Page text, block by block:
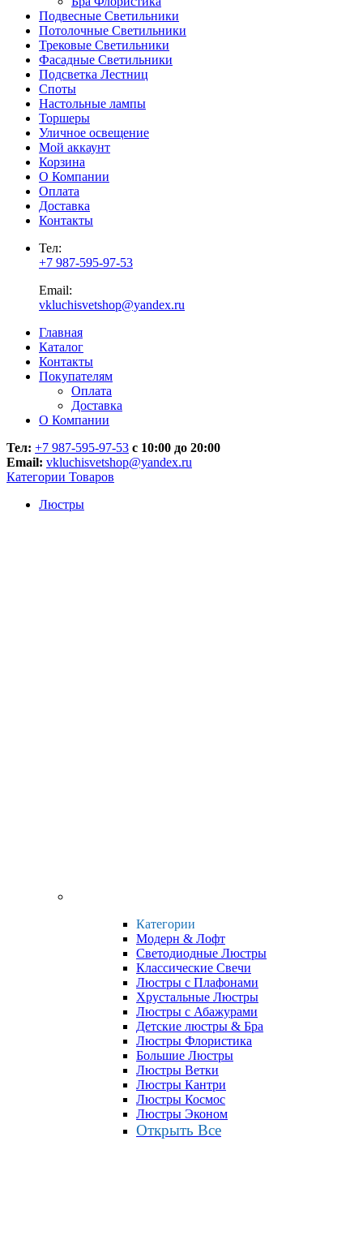
Подвесные Светильники
Потолочные Светильники
Трековые Светильники
Фасадные Светильники
Подсветка Лестниц
Споты
Настольные лампы
Торшеры
Уличное освещение
Мой аккаунт
Корзина
О Компании
Оплата
Доставка
Контакты
Тел:
+7 987-595-97-53
Email:
vkluchisvetshop@yandex.ru
Главная
Каталог
Контакты
Покупателям
Оплата
Доставка
О Компании
Тел: +7 987-595-97-53 с 10:00 до 20:00
Email: vkluchisvetshop@yandex.ru
Категории Товаров
Люстры
Категории
Модерн & Лофт
Светодиодные Люстры
Классические Свечи
Люстры с Плафонами
Хрустальные Люстры
Люстры с Абажурами
Детские люстры & Бра
Люстры Флористика
Большие Люстры
Люстры Ветки
Люстры Кантри
Люстры Космос
Люстры Эконом
Открыть Все